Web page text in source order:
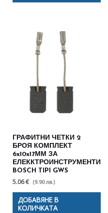
ГРАФИТНИ ЧЕТКИ 2
БРОЯ КОМПЛЕКТ
6x10x17ММ ЗА
ЕЛЕККТРОИНСТРУМЕНТИ
BOSCH TIPI GWS
5.06 € (9.90 лв.)
ДОБАВЯНЕ В
КОЛИЧКАТА